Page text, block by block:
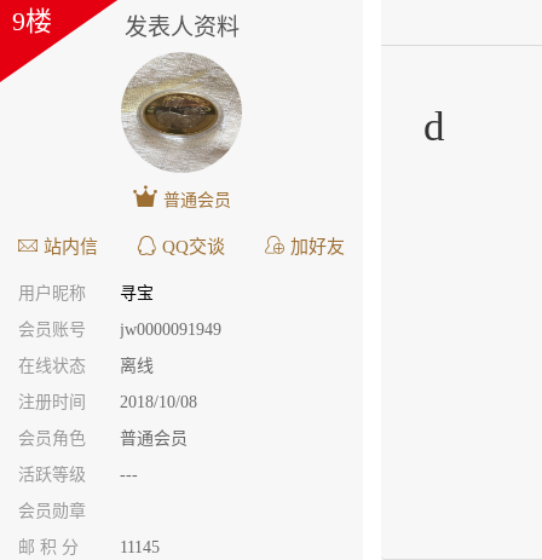
发表人资料
9楼
普通会员
站内信 QQ交谈 加好友
用户昵称
寻宝
会员账号
jw0000091949
在线状态
离线
注册时间
2018/10/08
会员角色
普通会员
活跃等级
---
会员勋章
邮 积 分
11145
d